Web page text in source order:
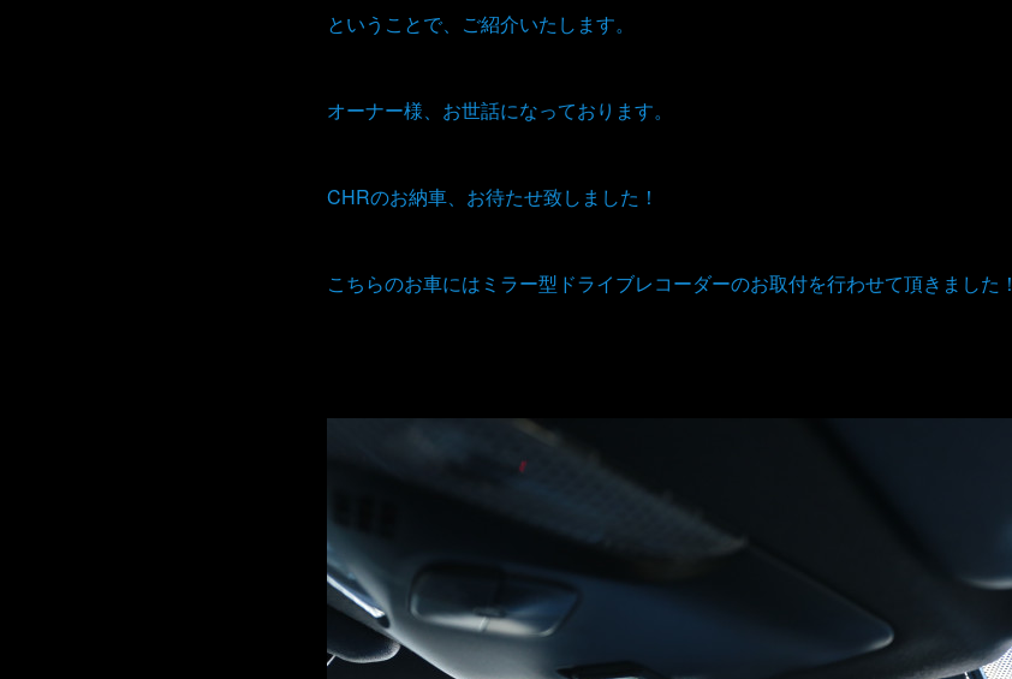
ということで、ご紹介いたします。
オーナー様、お世話になっております。
CHRのお納車、お待たせ致しました！
こちらのお車にはミラー型ドライブレコーダーのお取付を行わせて頂きました！